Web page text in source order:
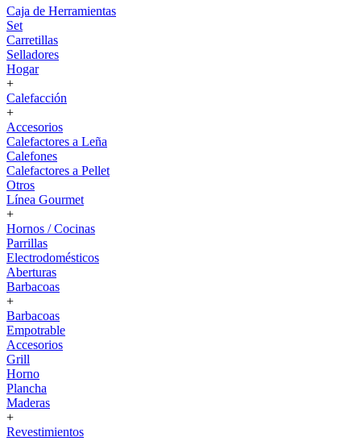
Caja de Herramientas
Set
Carretillas
Selladores
Hogar
+
Calefacción
+
Accesorios
Calefactores a Leña
Calefones
Calefactores a Pellet
Otros
Línea Gourmet
+
Hornos / Cocinas
Parrillas
Electrodomésticos
Aberturas
Barbacoas
+
Barbacoas
Empotrable
Accesorios
Grill
Horno
Plancha
Maderas
+
Revestimientos